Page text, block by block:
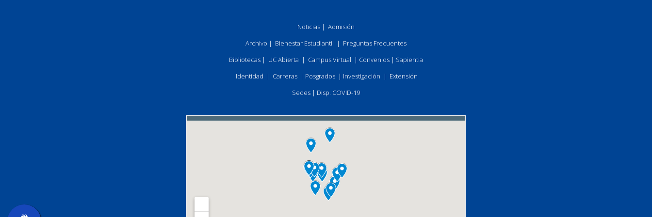
Noticias| Admisión
Archivo | Bienestar Estudiantil | Preguntas Frecuentes
Bibliotecas| UC Abierta | Campus Virtual | Convenios| Sapientia
Identidad | Carreras| Posgrados| Investigación | Extensión
Sedes| Disp. COVID-19